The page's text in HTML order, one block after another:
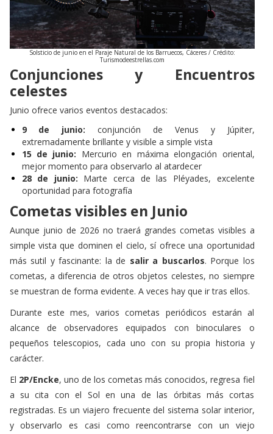
Solsticio de junio en el Paraje Natural de los Barruecos, Cáceres / Crédito:
Turismodeestrellas.com
Conjunciones y Encuentros
celestes
Junio ofrece varios eventos destacados:
9 de junio: conjunción de Venus y Júpiter,
extremadamente brillante y visible a simple vista
15 de junio: Mercurio en máxima elongación oriental,
mejor momento para observarlo al atardecer
28 de junio: Marte cerca de las Pléyades, excelente
oportunidad para fotografía
Cometasvisibles en Junio
Aunque junio de 2026 no traerá grandes cometas visibles a
simple vista que dominen el cielo, sí ofrece una oportunidad
más sutil y fascinante: la de salir a buscarlos. Porque los
cometas, a diferencia de otros objetos celestes, no siempre
se muestran de forma evidente. A veces hay que ir tras ellos.
Durante este mes, varios cometas periódicos estarán al
alcance de observadores equipados con binoculares o
pequeños telescopios, cada uno con su propia historia y
carácter.
El 2P/Encke, uno de los cometas más conocidos, regresa fiel
a su cita con el Sol en una de las órbitas más cortas
registradas. Es un viajero frecuente del sistema solar interior,
y observarlo es casi como reencontrarse con un viejo